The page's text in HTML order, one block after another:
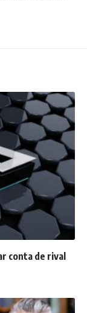
conta de rival